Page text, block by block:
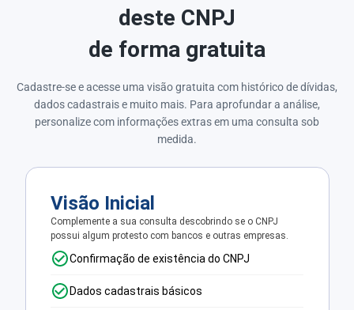
deste CNPJ
de forma gratuita
Cadastre-se e acesse uma visão gratuita com histórico de dívidas,
dados cadastrais e muito mais. Para aprofundar a análise,
personalize com informações extras em uma consulta sob
medida.
Visão Inicial
Complemente a sua consulta descobrindo se o CNPJ
possui algum protesto com bancos e outras empresas.
Confirmação de existência do CNPJ
Dados cadastrais básicos